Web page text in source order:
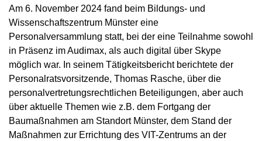
Am 6. November 2024 fand beim Bildungs- und
Wissenschaftszentrum Münster eine
Personalversammlung statt, bei der eine Teilnahme sowohl
in Präsenz im Audimax, als auch digital über Skype
möglich war. In seinem Tätigkeitsbericht berichtete der
Personalratsvorsitzende, Thomas Rasche, über die
personalvertretungsrechtlichen Beteiligungen, aber auch
über aktuelle Themen wie z.B. dem Fortgang der
Baumaßnahmen am Standort Münster, dem Stand der
Maßnahmen zur Errichtung des VIT-Zentrums an der